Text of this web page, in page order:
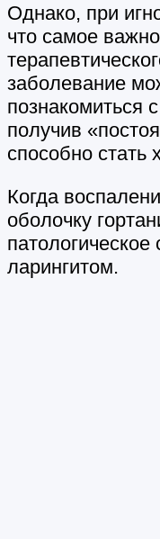
Однако, при
что самое
заболевание
познакомиться
получив
способно стать
Когда
оболочку
патологическое
ларингитом.